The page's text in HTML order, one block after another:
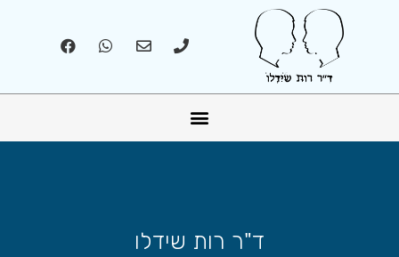
ד"ר רות שידלו